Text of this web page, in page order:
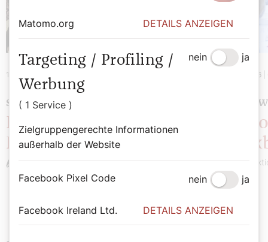
10. Juni 2026
SEHENSWERT
Potpourri: Diözesaner
Rückblick 24
Redaktion
2. Juni 2026
Matomo.org DETAILS ANZEIGEN
Targeting / Profiling /
Werbung
( 1 Service )
Zielgruppengerechte Informationen
außerhalb der Website
nein ja
Facebook Pixel Code nein ja
Facebook Ireland Ltd. DETAILS ANZEIGEN